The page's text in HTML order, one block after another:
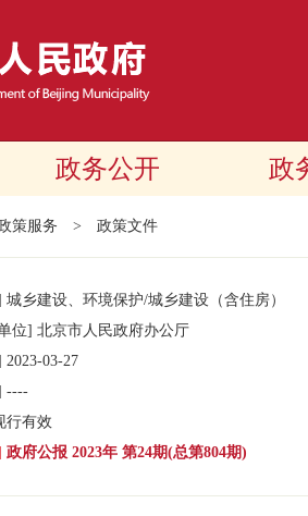
政务公开 政
策服务 > 政策文件
城乡建设、环境保护/城乡建设（含住房）
位] 北京市人民政府办公厅
2023-03-27
----
行有效
政府公报 2023年 第24期(总第804期)